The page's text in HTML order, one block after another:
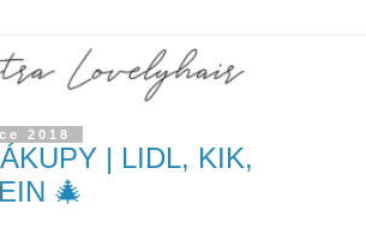
2018
| LIDL, KIK,
🎄